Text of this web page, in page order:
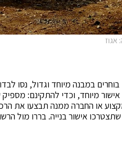
אגוז
במבנה מיוחד וגדול, נסו
אישור מיוחד, וכדי להתקינם:
או החברה ממנה תבצעו את
שתצטרכו אישור בנייה. בררו מול